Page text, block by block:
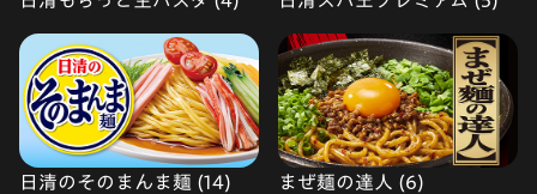
日清のそのまんま麺 (14) まぜ麺の達人 (6)